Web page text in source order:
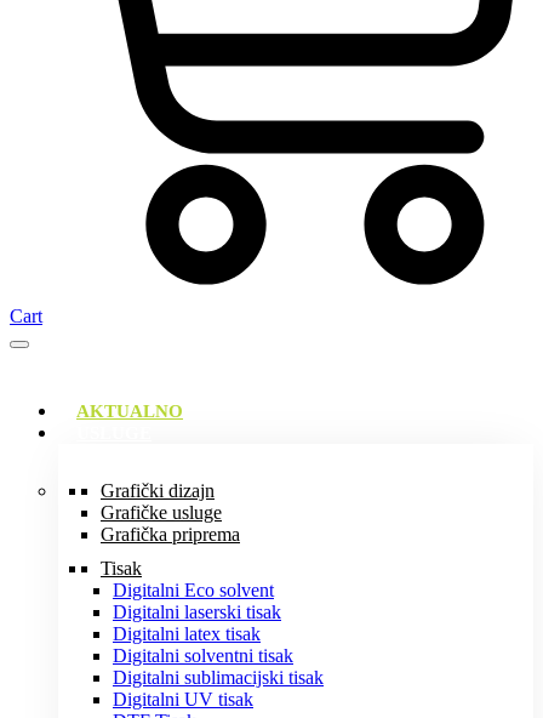
Cart
AKTUALNO
Grafički dizajn
Grafičke usluge
Grafička priprema
Tisak
Digitalni Eco solvent
Digitalni laserski tisak
Digitalni latex tisak
Digitalni solventni tisak
Digitalni sublimacijski tisak
Digitalni UV tisak